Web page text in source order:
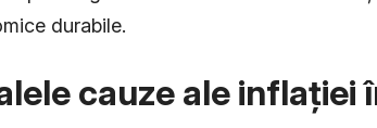
durabile.
cauze ale inflației